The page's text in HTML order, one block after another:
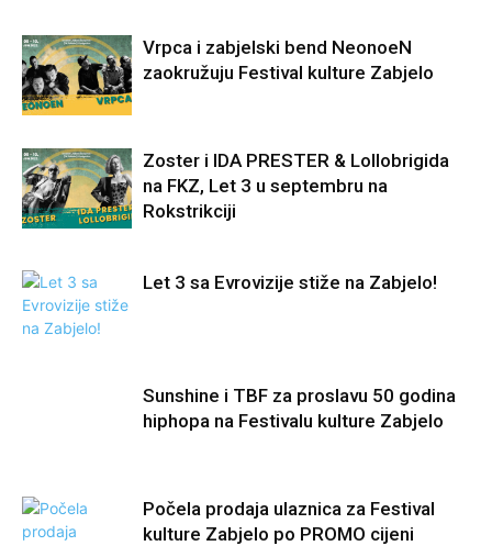
Vrpca i zabjelski bend NeonoeN
zaokružuju Festival kulture Zabjelo
Zoster i IDA PRESTER & Lollobrigida
na FKZ, Let 3 u septembru na
Rokstrikciji
Let 3 sa Evrovizije stiže na Zabjelo!
Sunshine i TBF za proslavu 50 godina
hiphopa na Festivalu kulture Zabjelo
Počela prodaja ulaznica za Festival
kulture Zabjelo po PROMO cijeni